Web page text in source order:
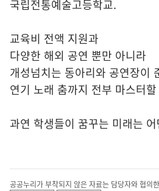
국립전통예술고등학교.
교육비 전액 지원과
다양한 해외 공연 뿐만 아니라
개성넘치는 동아리와 공연장이
연기 노래 춤까지 전부 마스터
과연 학생들이 꿈꾸는 미래는
공공누리가 부착되지 않은 자료는 담당자와 협의